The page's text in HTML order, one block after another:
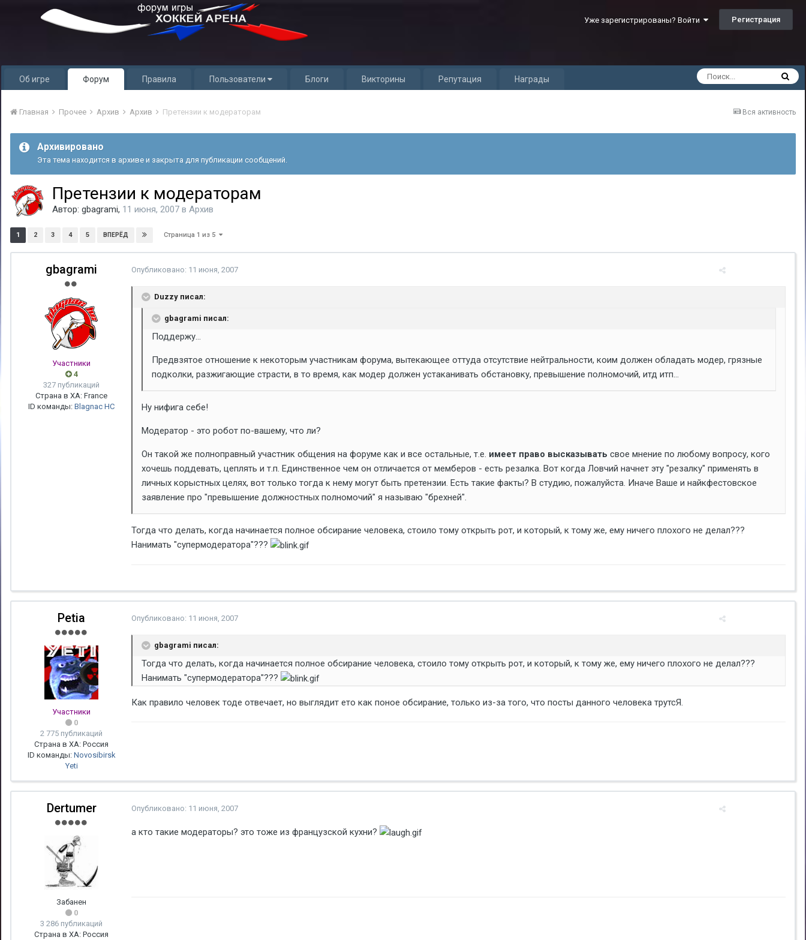
Уже зарегистрированы? Войти Регистрация
Об игре Форум Правила Пользователи Блоги Викторины Репутация Награды
Вся активность
Главная Прочее Архив Архив Претензии к модераторам
Архивировано
Эта тема находится в архиве и закрыта для публикации сообщений.
Претензии к модераторам
Автор: gbagrami, 11 июня, 2007 в Архив
1 2 3 4 5 ВПЕРЁД Страница 1 из 5
gbagrami
Участники
4
327 публикаций
Страна в ХА: France
ID команды: Blagnac HC
Опубликовано: 11 июня, 2007
Duzzy писал:
gbagrami писал:
Поддержу...
Предвзятое отношение к некоторым участникам форума, вытекающее оттуда отсутствие нейтральности, коим должен обладать модер, грязные
подколки, разжигающие страсти, в то время, как модер должен устаканивать обстановку, превышение полномочий, итд итп...
Ну нифига себе!
Модератор - это робот по-вашему, что ли?
Он такой же полноправный участник общения на форуме как и все остальные, т.е. имеет право высказывать свое мнение по любому вопросу, кого
хочешь поддевать, цеплять и т.п. Единственное чем он отличается от мемберов - есть резалка. Вот когда Ловчий начнет эту "резалку" применять в
личных корыстных целях, вот только тогда к нему могут быть претензии. Есть такие факты? В студию, пожалуйста. Иначе Ваше и найкфестовское
заявление про "превышение должностных полномочий" я называю "брехней".
Тогда что делать, когда начинается полное обсирание человека, стоило тому открыть рот, и который, к тому же, ему ничего плохого не делал???
Нанимать "супермодератора"???
Petia
Участники
0
2 775 публикаций
Страна в ХА: Россия
ID команды: Novosibirsk
Yeti
Опубликовано: 11 июня, 2007
gbagrami писал:
Тогда что делать, когда начинается полное обсирание человека, стоило тому открыть рот, и который, к тому же, ему ничего плохого не делал???
Нанимать "супермодератора"???
Как правило человек тоде отвечает, но выглядит ето как поное обсирание, только из-за того, что посты данного человека трутсЯ.
Dertumer
Забанен
0
3 286 публикаций
Страна в ХА: Россия
Опубликовано: 11 июня, 2007
а кто такие модераторы? это тоже из французской кухни?